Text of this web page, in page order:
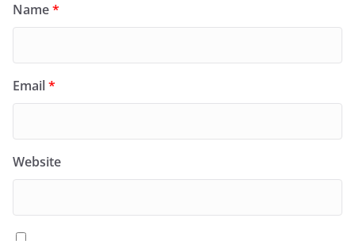
Name*
Email*
Website